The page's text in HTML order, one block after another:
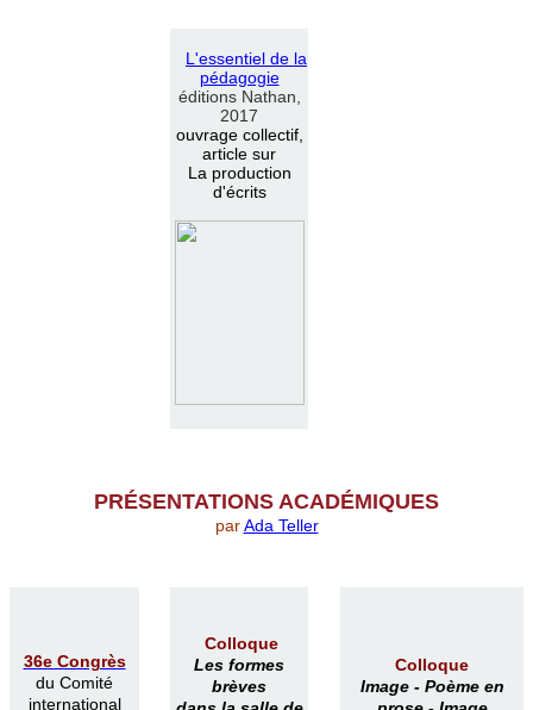
L 'essentiel de la
pédagogie
éditions Nathan,
2017
ouvrage collectif,
article sur
La production
d'écrits
PRÉSENTATIONS ACADÉMIQUES
parAda Teller
36e Congrès
du Comité
international
Colloque
Les formes
brèves
Colloque
Image - Poème en